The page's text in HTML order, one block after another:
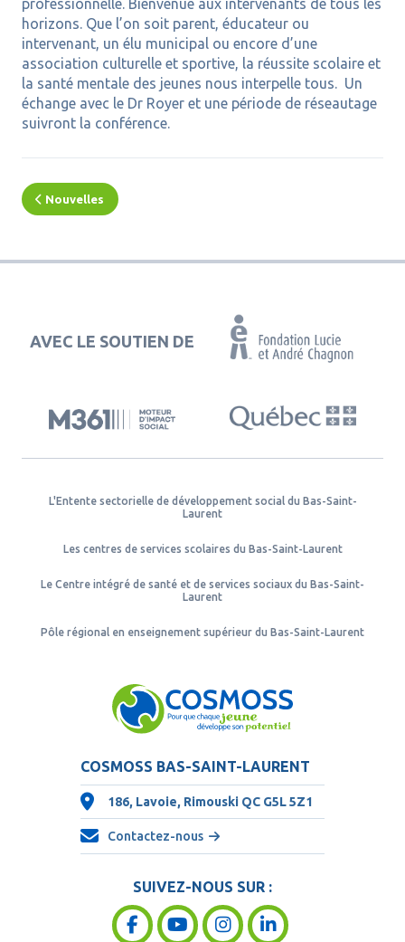
professionnelle. Bienvenue aux intervenants de tous les
horizons. Que l’on soit parent, éducateur ou
intervenant, un élu municipal ou encore d’une
association culturelle et sportive, la réussite scolaire et
la santé mentale des jeunes nous interpelle tous. Un
échange avec le Dr Royer et une période de réseautage
suivront la conférence.
Nouvelles
AVEC LE SOUTIEN DE
L'Entente sectorielle de développement social du Bas-Saint-
Laurent
Les centres de services scolaires du Bas-Saint-Laurent
Le Centre intégré de santé et de services sociaux du Bas-Saint-
Laurent
Pôle régional en enseignement supérieur du Bas-Saint-Laurent
COSMOSS BAS-SAINT-LAURENT
186, Lavoie, Rimouski QC G5L 5Z1
Contactez-nous
SUIVEZ-NOUS SUR :